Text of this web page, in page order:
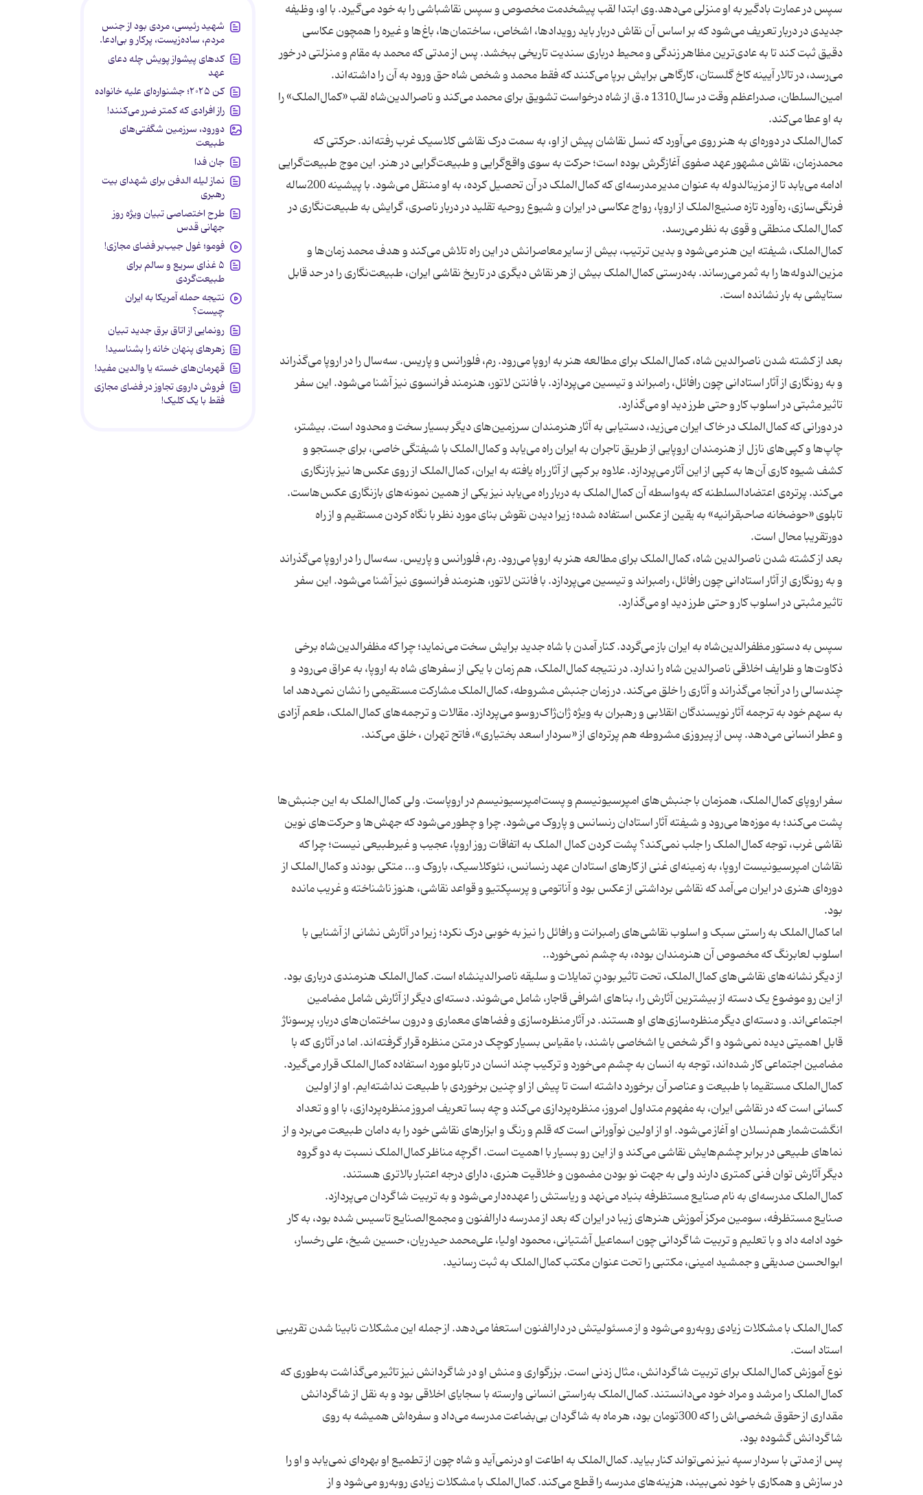
سپس در عمارت بادگیر به او منزلی می‌دهد.وی ابتدا لقب پیشخدمت مخصوص و سپس نقاشباشی را به خود می‌گیرد. با او، وظیفه‌
جدیدی در دربار تعریف می‌شود که بر اساس آن نقاش دربار باید رویدادها، اشخاص، ساختمان‌ها، باغ‌ها و غیره را همچون عکاسی
دقیق ثبت کند تا به عادی‌ترین مظاهر زندگی و محیط درباری سندیت تاریخی ببخشد. پس از مدتی که محمد به مقام و منزلتی در خور
می‌رسد، در تالار آیینه کاخ گلستان، کارگاهی برایش برپا می‌کنند که فقط محمد و شخص شاه حق ورود به آن را داشته‌اند.
امین‌السلطان، صدراعظم وقت در سال1310 ه.ق از شاه درخواست تشویق برای محمد می‌کند و ناصرالدین‌شاه لقب «کمال‌الملک» را
کمال‌الملک در دوره‌ای به هنر روی می‌آورد که نسل نقاشان پیش از او، به سمت درک نقاشی کلاسیک غرب رفته‌اند. حرکتی که
محمد‌زمان، نقاش مشهور عهد صفوی آغازگرش بوده است؛ حرکت به سوی واقع‌گرایی و طبیعت‌گرایی در هنر. این موج طبیعت‌گرایی
ادامه می‌یابد تا از مزین‎الدوله به عنوان مدیر مدرسه‌ای که کمال‌الملک در آن تحصیل کرده، به او منتقل می‌شود. با پیشینه‌ 200ساله
فرنگی‌سازی، ره‌آورد تازه‌ صنیع‌الملک از اروپا، رواج عکاسی در ایران و شیوع روحیه‌ تقلید در دربار ناصری، گرایش به طبیعت‌نگاری در
كمال‌الملک، شیفته این هنر می‌شود و بدین ترتیب، بیش از سایر معاصرانش در این راه تلاش می‌كند و هدف محمد زمان‌ها و
مزین‌الدوله‌ها را به ثمر می‌رساند. به‌درستی کمال‌الملک بیش از هر نقاش دیگری در تاریخ نقاشی ایران، طبیعت‌نگاری را در حد قابل
بعد از کشته شدن ناصرالدین شاه، کمال‌الملک برای مطالعه هنر به اروپا می‌رود. رم، فلورانس و پاریس. سه‌سال را در اروپا می‌گذراند
و به رونگاری از آثار استادانی چون رافائل، رامبراند و تیسین می‌پردازد. با فانتن لاتور، هنرمند فرانسوی نیز آشنا می‌شود. این سفر
در دورانی که کمال‌الملک در خاک ایران می‌زید، دستیابی به آثار هنرمندان سرزمین‌های دیگر بسیار سخت و محدود است. بیشتر،
چاپ‌ها و کپی‌های نازل از هنرمندان اروپایی از طریق تاجران به ایران راه می‌یابد و کمال‌الملک با شیفتگی خاصی، برای جستجو و
کشف شیوه‌ کاری آن‌ها به کپی از این آثار می‌پردازد. علاوه بر کپی از آثار راه یافته به ایران، کمال‌الملک از روی عکس‌ها نیز بازنگاری
تابلوی «حوضخانه صاحبقرانیه» به یقین از عکس استفاده شده؛ زیرا دیدن نقوش بنای مورد نظر با نگاه کردن مستقیم و از راه
بعد از کشته شدن ناصرالدین شاه، کمال‌الملک برای مطالعه هنر به اروپا می‌رود. رم، فلورانس و پاریس. سه‌سال را در اروپا می‌گذراند
و به رونگاری از آثار استادانی چون رافائل، رامبراند و تیسین می‌پردازد. با فانتن لاتور، هنرمند فرانسوی نیز آشنا می‌شود. این سفر
سپس به دستور مظفرالدین‌شاه به ایران باز می‌گردد. کنار آمدن با شاه جدید برایش سخت می‌نماید؛ چرا که مظفرالدین‌شاه برخی
ذکاوت‌ها و ظرایف اخلاقی ناصرالدین شاه را ندارد. در نتیجه کمال‌الملک، هم زمان با یکی از سفرهای شاه به اروپا، به عراق می‌رود و
چندسالی را در آنجا می‌گذراند و آثاری را خلق می‌کند. در زمان جنبش مشروطه، کمال‌الملک مشارکت مستقیمی را نشان نمی‌دهد اما
به سهم خود به ترجمه آثار نویسندگان انقلابی و رهبران به ویژه ژان‌ژاک‌روسو می‌پردازد. مقالات و ترجمه‌های کمال‌الملک، طعم آزادی
سفر اروپای کمال‌الملک، همزمان با جنبش‌های امپرسیونیسم و پست‌امپرسیونیسم در اروپاست. ولی کمال‌الملک به این جنبش‌ها
پشت می‌کند؛ به موزه‌ها می‌رود و شیفته‌ آثار استادان رنسانس و پاروک می‌شود. چرا و چطور می‌شود که جهش‌ها و حرکت‌های نوین
نقاشی غرب، توجه کمال‌الملک را جلب نمی‌کند؟ پشت کردن کمال الملک به اتفاقات روز اروپا، عجیب و غیرطبیعی نیست؛ چرا که
نقاشان امپرسیونیست اروپا، به زمینه‌ای غنی از کارهای استادان عهد رنسانس، نئوکلاسیک، باروک و... متکی بودند و کمال‌الملک از
دوره‌ای هنری در ایران می‌آمد که نقاشی برداشتی از عکس بود و آناتومی و پرسپکتیو و قواعد نقاشی، هنوز ناشناخته و غریب مانده
اما کمال‌الملک به راستی سبک و اسلوب نقاشی‌های رامبرانت و رافائل را نیز به خوبی درک نکرد؛ زیرا در آثارش نشانی از آشنایی‌ با
از دیگر نشانه‌های نقاشی‌های کمال‌الملک، تحت تاثیر بودنِ تمایلات و سلیقه ناصرالدین‎شاه است. کمال‌الملک هنرمندی درباری بود.
از این رو موضوع یک دسته از بیشترین آثارش را، بناهای اشرافی قاجار، شامل می‌شوند. دسته‌ای دیگر از آثارش شامل مضامین
اجتماعی‌اند. و دسته‌ای دیگر منظره‌سازی‌های او هستند. در آثار منظره‌سازی و فضاهای معماری و درون ساختمان‌های دربار، پرسوناژ
قابل اهمیتی دیده نمی‌شود و اگر شخص یا اشخاصی باشند، با مقیاس بسیار کوچک در متن منظره قرار گرفته‌اند. اما در آثاری که با
کمال‌الملک مستقیما با طبیعت و عناصر آن برخورد داشته است تا پیش از او چنین برخوردی با طبیعت نداشته‌ایم. او از اولین
کسانی است که در نقاشی ایران، به مفهوم متداول امروز، منظره‌پردازی می‌کند و چه بسا تعریف امروز منظره‌پردازی، با او و تعداد
انگشت‌شمار هم‌نسلان او آغاز می‌شود. او از اولین نوآورانی است که قلم و رنگ و ابزارهای نقاشی خود را به دامان طبیعت می‌برد و از
نماهای طبیعی در برابر چشم‌هایش نقاشی می‌كند و از این رو بسیار با اهمیت است. اگرچه مناظر کمال‌الملک نسبت به دو گروه
صنایع مستظرفه، سومین مرکز آموزش هنرهای زیبا در ایران که بعد از مدرسه دارالفنون و مجمع‌الصنایع تاسیس شده بود، به کار
خود ادامه داد و با تعلیم و تربیت شاگردانی چون اسماعیل آشتیانی، محمود اولیا، علی‌محمد حیدریان، حسین شیخ، علی رخسار،
کمال‌الملک با مشکلات زیادی روبه‌رو می‌شود و از مسئولیتش در دارالفنون استعفا می‌دهد. از جمله این مشکلات نابینا شدن تقریبی
نوع آموزش کمال‌الملک برای تربیت شاگردانش، مثال زدنی است. بزرگواری و منش او در شاگردانش نیز تاثیر می‌گذاشت به‌طوری که
کمال‌الملک را مرشد و مراد خود می‌دانستند. کمال‌الملک به‌راستی انسانی وارسته با سجایای اخلاقی بود و به نقل از شاگردانش
مقداری از حقوق شخصی‌اش را که 300تومان بود، هر ماه به شاگردان بی‌بضاعت مدرسه می‌داد و سفره‌اش همیشه به روی
پس از مدتی با سردار سپه نیز نمی‌تواند کنار بیاید. کمال‌الملک به اطاعت او درنمی‌آید و شاه چون از تطمیع او بهره‌ای نمی‌یابد و او را
در سازش و همکاری با خود نمی‌بیند، هزینه‌های مدرسه را قطع می‌کند. کمال‌الملک با مشکلات زیادی روبه‌رو می‌شود و از
شهید رئیسی، مردی بود از جنس
مردم، ساده‌زیست، پرکار و بی‌ادعا.
کدهای پیشواز پویش چله دعای
عهد
کن ۲۰۲۵؛ جشنواره‌ای علیه خانواده
راز افرادی که کمتر ضرر می‌کنند!
دورود، سرزمین شگفتی‌های
طبیعت
جان فدا
نماز لیله الدفن برای شهدای بیت
رهبری
طرح اختصاصی تبیان ویژه روز
جهانی قدس
فومو؛ غول جیب‌بر فضای مجازی!
۵ غذای سریع و سالم برای
طبیعت‌گردی
نتیجه حمله آمریکا به ایران
چیست؟
رونمایی از اتاق برق جدید تبیان
زهرهای پنهان خانه را بشناسید!
قهرمان‌های خسته یا والدین مفید!
فروش داروی تجاوز در فضای مجازی
فقط با یک کلیک!